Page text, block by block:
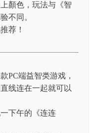
顏色，玩法与《智
不同。
PC端益智类游戏，
线连在一起就可以
下午的《连连